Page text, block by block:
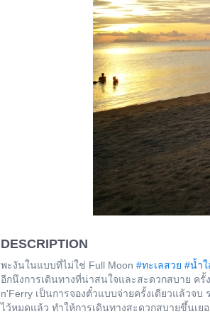
DESCRIPTION
พะงันในแบบที่ไม่ใช่ Full Moon #ทะเลสวย #น้ำใ
อีกนึงการเดินทางที่น่าสนใจและสะดวกสบาย ครั้
n'Ferry เป็นการจองตั๋วแบบจ่ายครั้งเดียวแล้วจบ
ไว้หมดแล้ว ทำให้การเดินทางสะดวกสบายขึ้นเย